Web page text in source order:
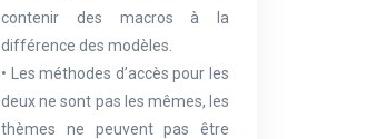
contenir des macros à la
différence des modèles.
• Les méthodes d’accès pour les
deux ne sont pas les mêmes, les
thèmes ne peuvent pas être